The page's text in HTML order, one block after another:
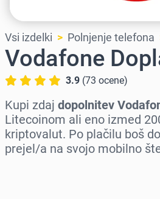
Vsi izdelki Polnjenje telefona
Vodafone
3.9 (73 ocene)
Kupi zdaj dopolnitev
Litecoinom ali eno izmed
kriptovalut. Po plačilu boš
prejel/a na svojo mobilno